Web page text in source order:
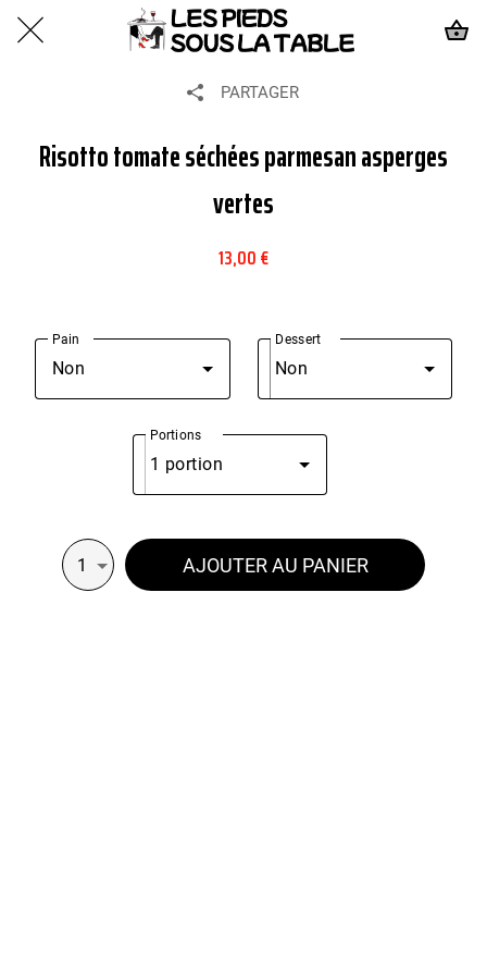
PARTAGER
Risotto tomate séchées parmesan asperges
vertes
13,00 €
Pain
Non
Dessert
Non
Portions
1 portion
1 AJOUTER AU PANIER